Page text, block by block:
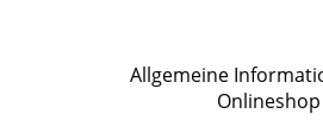
Allgemeine
Onlineshop